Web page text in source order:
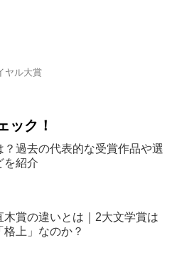
ヤル大賞
ック！
？過去の代表的な受賞作品や選
を紹介
木賞の違いとは｜2大文学賞は
格上」なのか？